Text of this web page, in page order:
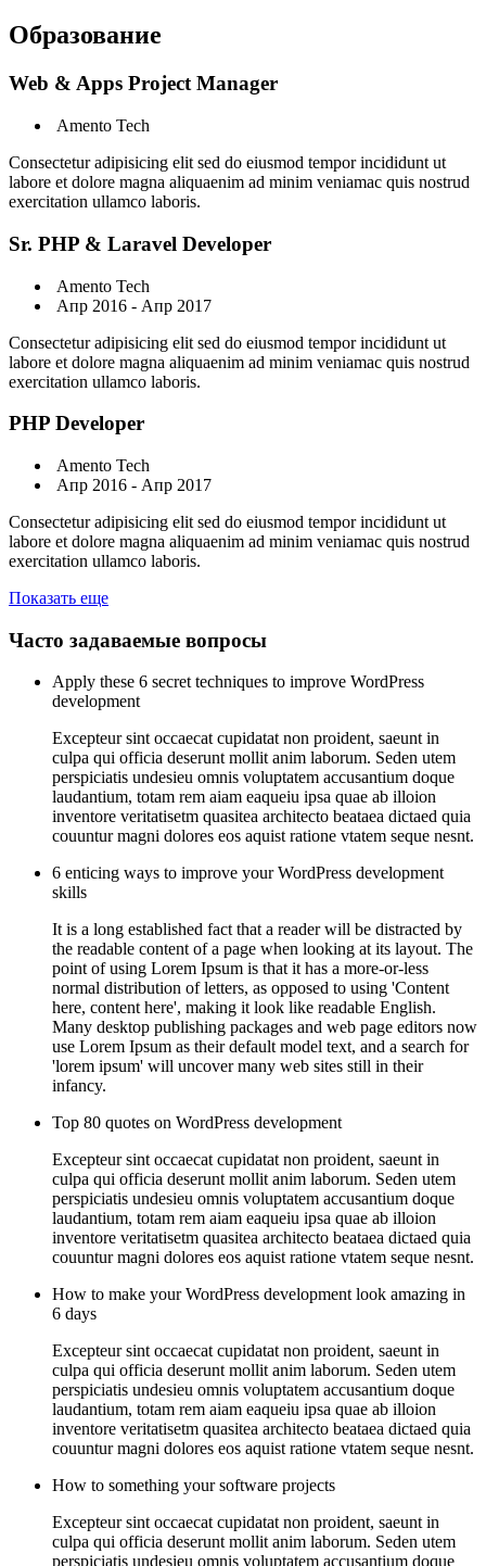
Образование
Web & Apps Project Manager
Amento Tech
Consectetur adipisicing elit sed do eiusmod tempor incididunt ut
labore et dolore magna aliquaenim ad minim veniamac quis nostrud
exercitation ullamco laboris.
Sr. PHP & Laravel Developer
Amento Tech
Апр 2016 - Апр 2017
Consectetur adipisicing elit sed do eiusmod tempor incididunt ut
labore et dolore magna aliquaenim ad minim veniamac quis nostrud
exercitation ullamco laboris.
PHP Developer
Amento Tech
Апр 2016 - Апр 2017
Consectetur adipisicing elit sed do eiusmod tempor incididunt ut
labore et dolore magna aliquaenim ad minim veniamac quis nostrud
exercitation ullamco laboris.
Показать еще
Часто задаваемые вопросы
Apply these 6 secret techniques to improve WordPress
development
Excepteur sint occaecat cupidatat non proident, saeunt in
culpa qui officia deserunt mollit anim laborum. Seden utem
perspiciatis undesieu omnis voluptatem accusantium doque
laudantium, totam rem aiam eaqueiu ipsa quae ab illoion
inventore veritatisetm quasitea architecto beataea dictaed quia
couuntur magni dolores eos aquist ratione vtatem seque nesnt.
6 enticing ways to improve your WordPress development
skills
It is a long established fact that a reader will be distracted by
the readable content of a page when looking at its layout. The
point of using Lorem Ipsum is that it has a more-or-less
normal distribution of letters, as opposed to using 'Content
here, content here', making it look like readable English.
Many desktop publishing packages and web page editors now
use Lorem Ipsum as their default model text, and a search for
'lorem ipsum' will uncover many web sites still in their
infancy.
Top 80 quotes on WordPress development
Excepteur sint occaecat cupidatat non proident, saeunt in
culpa qui officia deserunt mollit anim laborum. Seden utem
perspiciatis undesieu omnis voluptatem accusantium doque
laudantium, totam rem aiam eaqueiu ipsa quae ab illoion
inventore veritatisetm quasitea architecto beataea dictaed quia
couuntur magni dolores eos aquist ratione vtatem seque nesnt.
How to make your WordPress development look amazing in
6 days
Excepteur sint occaecat cupidatat non proident, saeunt in
culpa qui officia deserunt mollit anim laborum. Seden utem
perspiciatis undesieu omnis voluptatem accusantium doque
laudantium, totam rem aiam eaqueiu ipsa quae ab illoion
inventore veritatisetm quasitea architecto beataea dictaed quia
couuntur magni dolores eos aquist ratione vtatem seque nesnt.
How to something your software projects
Excepteur sint occaecat cupidatat non proident, saeunt in
culpa qui officia deserunt mollit anim laborum. Seden utem
perspiciatis undesieu omnis voluptatem accusantium doque